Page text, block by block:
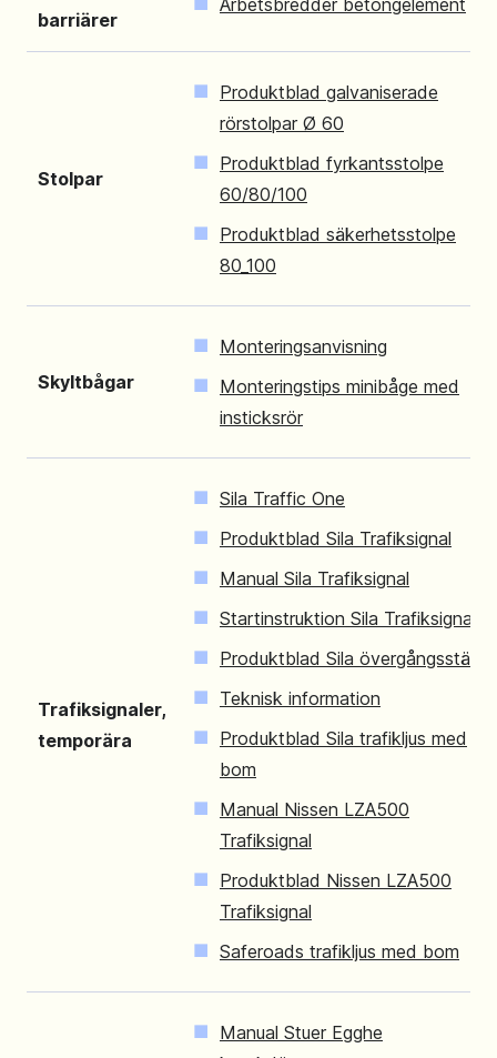
barriärer
Arbetsbredder betongelement
Stolpar
Produktblad galvaniserade
rörstolpar Ø 60
Produktblad fyrkantsstolpe
60/80/100
Produktblad säkerhetsstolpe
80_100
Skyltbågar
Monteringsanvisning
Monteringstips minibåge med
insticksrör
Trafiksignaler,
temporära
Sila Traffic One
Produktblad Sila Trafiksignal
Manual Sila Trafiksignal
Startinstruktion Sila Trafiksignal
Produktblad Sila övergångsställe
Teknisk information
Produktblad Sila trafikljus med
bom
Manual Nissen LZA500
Trafiksignal
Produktblad Nissen LZA500
Trafiksignal
Saferoads trafikljus med bom
Manual Stuer Egghe